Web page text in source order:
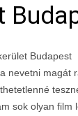
Budapest
nevetni magát
sok olyan film